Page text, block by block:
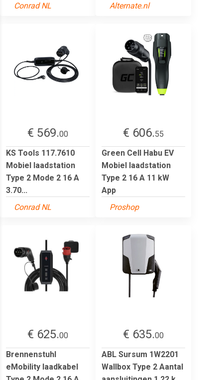
Conrad NL Alternate.nl
€ 569.00
KS Tools 117.7610
Mobiel laadstation
Type 2 Mode 2 16 A
3.70...
Conrad NL
€ 606.55
Green Cell Habu EV
Mobiel laadstation
Type 2 16 A 11 kW
App
Proshop
€ 625.00
Brennenstuhl
eMobility laadkabel
€ 635.00
ABL Sursum 1W2201
Wallbox Type 2 Aantal